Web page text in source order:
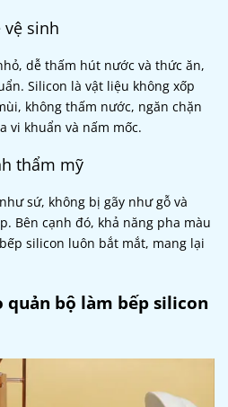
vệ sinh
dễ thấm hút nước và thức ăn,
Silicon là vật liệu không xốp
không thấm nước, ngăn chặn
vi khuẩn và nấm mốc.
thẩm mỹ
sứ, không bị gãy như gỗ và
Bên cạnh đó, khả năng pha màu
silicon luôn bắt mắt, mang lại
quản bộ làm bếp silicon